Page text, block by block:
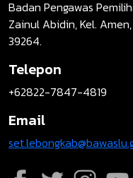
Badan Pengawas
Zainul Abidin, Kel.
39264.
Telepon
+62822-7847-4819
Email